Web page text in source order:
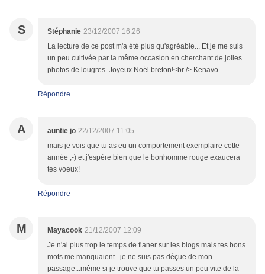
S Stéphanie 23/12/2007 16:26
La lecture de ce post m'a été plus qu'agréable... Et je me suis
un peu cultivée par la même occasion en cherchant de jolies
photos de lougres. Joyeux Noël breton!<br /> Kenavo
Répondre
A auntie jo 22/12/2007 11:05
mais je vois que tu as eu un comportement exemplaire cette
année ;-) et j'espère bien que le bonhomme rouge exaucera
tes voeux!
Répondre
M Mayacook 21/12/2007 12:09
Je n'ai plus trop le temps de flaner sur les blogs mais tes bons
mots me manquaient...je ne suis pas déçue de mon
passage...même si je trouve que tu passes un peu vite de la